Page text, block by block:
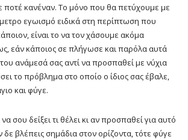
ποτέ κανέναν. Το μόνο που θα πετύχουμε με
εγωισμό ειδικά στη περίπτωση που
είναι το να τον χάσουμε ακόμα
εάν κάποιος σε πλήγωσε και παρόλα αυτά
ανάμεσά σας αντί να προσπαθεί με νύχια
το πρόβλημα στο οποίο ο ίδιος σας έβαλε,
και φύγε.
να σου δείξει τι θέλει κι αν προσπαθεί για αυτό
βλέπεις σημάδια στον ορίζοντα, τότε φύγε